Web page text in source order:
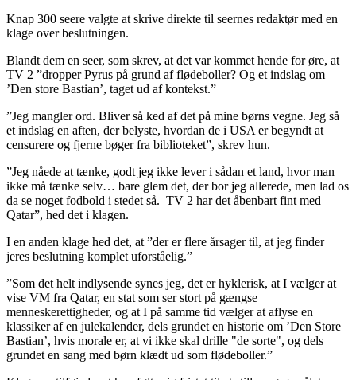
Knap 300 seere valgte at skrive direkte til seernes redaktør med en
klage over beslutningen.
Blandt dem en seer, som skrev, at det var kommet hende for øre, at
TV 2 ”dropper Pyrus på grund af flødeboller? Og et indslag om
’Den store Bastian’, taget ud af kontekst.”
”Jeg mangler ord. Bliver så ked af det på mine børns vegne. Jeg så
et indslag en aften, der belyste, hvordan de i USA er begyndt at
censurere og fjerne bøger fra biblioteket”, skrev hun.
”Jeg nåede at tænke, godt jeg ikke lever i sådan et land, hvor man
ikke må tænke selv… bare glem det, der bor jeg allerede, men lad os
da se noget fodbold i stedet så. TV 2 har det åbenbart fint med
Qatar”, hed det i klagen.
I en anden klage hed det, at ”der er flere årsager til, at jeg finder
jeres beslutning komplet uforståelig.”
”Som det helt indlysende synes jeg, det er hyklerisk, at I vælger at
vise VM fra Qatar, en stat som ser stort på gængse
menneskerettigheder, og at I på samme tid vælger at aflyse en
klassiker af en julekalender, dels grundet en historie om ’Den Store
Bastian’, hvis morale er, at vi ikke skal drille "de sorte", og dels
grundet en sang med børn klædt ud som flødeboller.”